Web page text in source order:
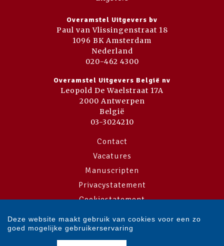
Overamstel Uitgevers bv
Paul van Vlissingenstraat 18
1096 BK Amsterdam
Nederland
020-462 4300
Overamstel Uitgevers België nv
Leopold De Waelstraat 17A
2000 Antwerpen
België
03-3024210
Contact
Vacatures
Manuscripten
Privacystatement
Cookiestatement
Cookie-instellingen
Deze website maakt gebruik van cookies voor een zo
goed mogelijke gebruikerservaring